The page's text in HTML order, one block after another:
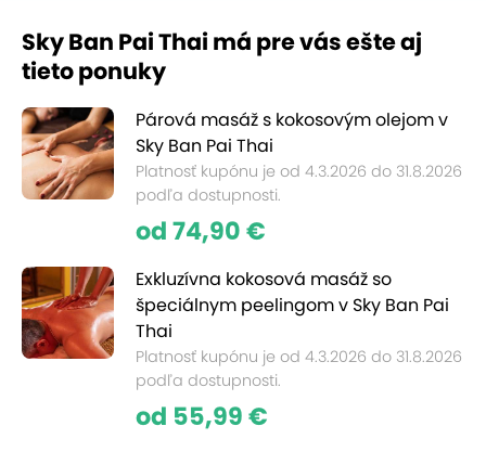
Sky Ban Pai Thai má pre vás ešte aj
tieto ponuky
Párová masáž s kokosovým olejom v
Sky Ban Pai Thai
Platnosť kupónu je od 4.3.2026 do 31.8.2026
podľa dostupnosti.
od 74,90 €
Exkluzívna kokosová masáž so
špeciálnym peelingom v Sky Ban Pai
Thai
Platnosť kupónu je od 4.3.2026 do 31.8.2026
podľa dostupnosti.
od 55,99 €